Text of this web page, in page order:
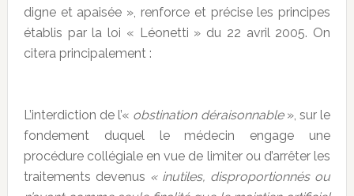
digne et apaisée », renforce et précise les principes
établis par la loi « Léonetti » du 22 avril 2005. On
citera principalement :
L’interdiction de l’« obstination déraisonnable », sur le
fondement duquel le médecin engage une
procédure collégiale en vue de limiter ou d’arrêter les
traitements devenus « inutiles, disproportionnés ou